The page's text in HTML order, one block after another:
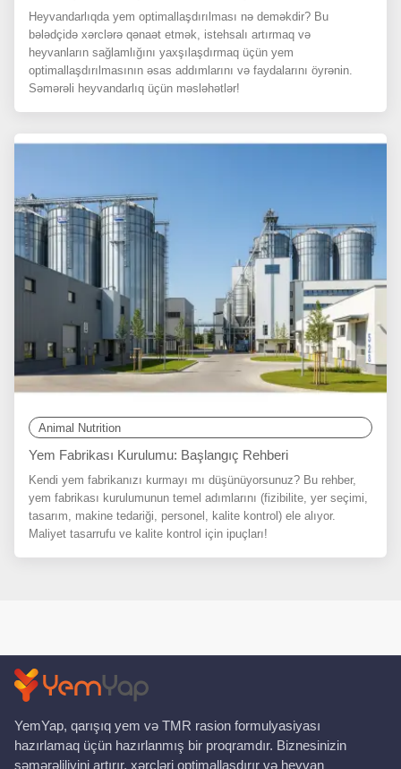
Heyvandarlıqda yem optimallaşdırılması nə deməkdir? Bu
bələdçidə xərclərə qənaət etmək, istehsalı artırmaq və
heyvanların sağlamlığını yaxşılaşdırmaq üçün yem
optimallaşdırılmasının əsas addımlarını və faydalarını öyrənin.
Səmərəli heyvandarlıq üçün məsləhətlər!
Animal Nutrition
Yem Fabrikası Kurulumu: Başlangıç Rehberi
Kendi yem fabrikanızı kurmayı mı düşünüyorsunuz? Bu rehber,
yem fabrikası kurulumunun temel adımlarını (fizibilite, yer seçimi,
tasarım, makine tedariği, personel, kalite kontrol) ele alıyor.
Maliyet tasarrufu ve kalite kontrol için ipuçları!
YemYap, qarışıq yem və TMR rasion formulyasiyası
hazırlamaq üçün hazırlanmış bir proqramdır. Biznesinizin
səmərəliliyini artırır, xərcləri optimallaşdırır və heyvan